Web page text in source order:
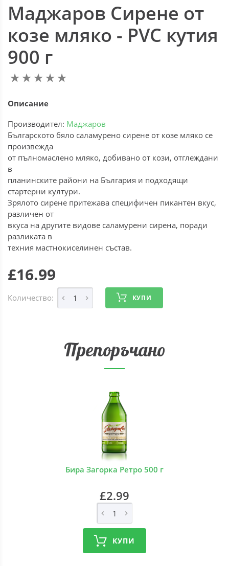
Маджаров Сирене от
козе мляко - PVC кутия
900 г
Описание
Производител: Маджаров
Българското бяло саламурено сирене от козе мляко се
произвежда
от пълномаслено мляко, добивано от кози, отглеждани
в
планинските райони на България и подходящи
стартерни култури.
Зрялото сирене притежава специфичен пикантен вкус,
различен от
вкуса на другите видове саламурени сирена, поради
разликата в
техния мастнокиселинен състав.
£16.99
Количество: КУПИ
Препоръчано
Бира Загорка Ретро 500 г
£2.99
КУПИ